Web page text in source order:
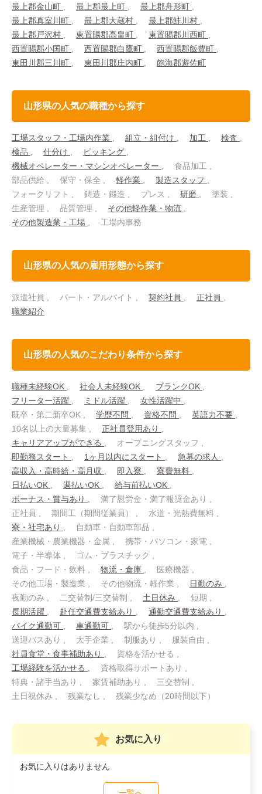
最上郡金山町
最上郡最上町
最上郡舟形町
最上郡真室川町
最上郡大蔵村
最上郡鮭川村
最上郡戸沢村
東置賜郡高畠町
東置賜郡川西町
西置賜郡小国町
西置賜郡白鷹町
西置賜郡飯豊町
東田川郡三川町
東田川郡庄内町 飽海郡遊佐町
山形県の人気の職種から探す
工場スタッフ・工場内作業 組立・組付け 加工
検査
検品
仕分け
ピッキング
機械オペレーター・マシンオペレーター
食品加工
部品供給
保守・保全 軽作業
製造スタッフ
フォークリフト
鋳造・鍛造 プレス 研磨
塗装
生産管理
品質管理
その他軽作業・物流
その他製造業・工場
工場内事務
山形県の人気の雇用形態から探す
派遣社員 パート・アルバイト 契約社員
正社員
職業紹介
山形県の人気のこだわり条件から探す
職種未経験OK 社会人未経験OK
ブランクOK
フリーター活躍
ミドル活躍
女性活躍中
既卒・第二新卒OK
学歴不問 資格不問
英語力不要
10名以上の大量募集
正社員登用あり
キャリアアップができる
オープニングスタッフ
即勤務スタート
1ヶ月以内にスタート
急募の求人
高収入・高時給・高月収
即入寮
寮費無料
日払いOK
週払いOK
給与前払いOK
ボーナス・賞与あり
満了慰労金・満了報奨金あり
正社員
期間工（期間従業員）
水道・光熱費無料
寮・社宅あり
自動車・自動車部品
産業機械・農業機器・金属
携帯・パソコン・家電
電子・半導体
ゴム・プラスチック
食品・フード・飲料
物流・倉庫
医療機器
その他工場・製造業
その他物流・軽作業
日勤のみ
夜勤のみ
二交替制/三交替制 土日休み
短期
長期活躍
赴任交通費支給あり
通勤交通費支給あり
バイク通勤可
車通勤可
駅から徒歩5分以内
送迎バスあり
大手企業 制服あり
服装自由
社員食堂・食事補助あり
資格を活かせる
工場経験を活かせる
資格取得サポートあり
特典・諸手当あり
家賃補助あり
三交替制
土日祝休み
残業なし 残業少なめ（20時間以下）
お気に入り
お気に入りはありません